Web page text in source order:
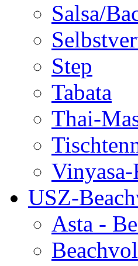
Salsa/
Step
Tabata
Thai-
USZ-
Asta -